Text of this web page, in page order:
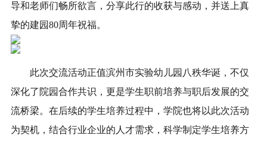
导和老师们畅所欲言，分享此行的收获与感动，并送上真
挚的建园80周年祝福。
此次交流活动正值滨州市实验幼儿园八秩华诞，不仅
深化了院园合作共识，更是学生职前培养与职后发展的交
流桥梁。在后续的学生培养过程中，学院也将以此次活动
为契机，结合行业企业的人才需求，科学制定学生培养方